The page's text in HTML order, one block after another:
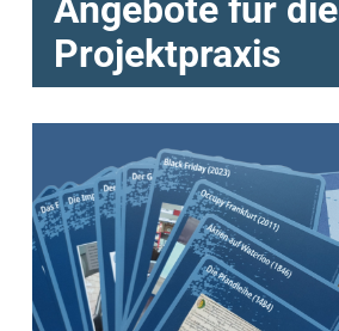
Angebote für die
Projektpraxis